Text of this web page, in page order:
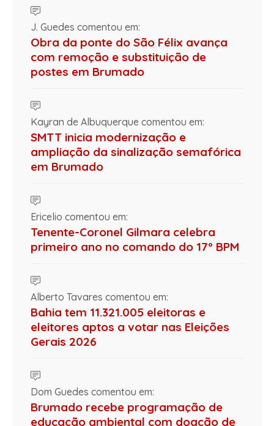
J. Guedes comentou em:
Obra da ponte do São Félix avança
com remoção e substituição de
postes em Brumado
Kayran de Albuquerque comentou em:
SMTT inicia modernização e
ampliação da sinalização semafórica
em Brumado
Ericelio comentou em:
Tenente-Coronel Gilmara celebra
primeiro ano no comando do 17º BPM
Alberto Tavares comentou em:
Bahia tem 11.321.005 eleitoras e
eleitores aptos a votar nas Eleições
Gerais 2026
Dom Guedes comentou em:
Brumado recebe programação de
educação ambiental com doação de